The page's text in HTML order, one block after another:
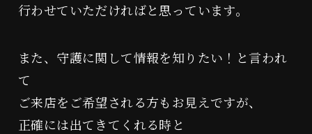
行わせていただければと思っています。
また、守護に関して情報を知りたい！と言われ
て
ご来店をご希望される方もお見えですが、
正確には出てきてくれる時と